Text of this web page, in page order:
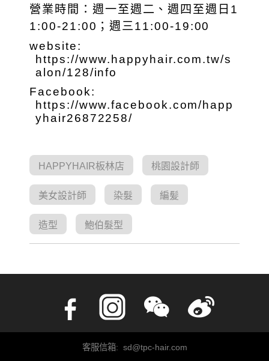
營業時間：週一至週二、週四至週日1
1:00-21:00；週三11:00-19:00
website:
https://www.happyhair.com.tw/s
alon/128/info
Facebook:
https://www.facebook.com/happ
yhair26872258/
HAPPYHAIR板林店 桃園設計師
美女設計師 染髮 編髪
造型 鮑伯髮型
客服信箱: sd@tpc-hair.com